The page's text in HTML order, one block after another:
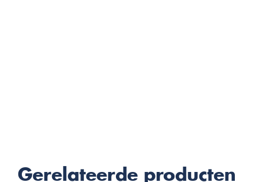
Gerelateerde producten